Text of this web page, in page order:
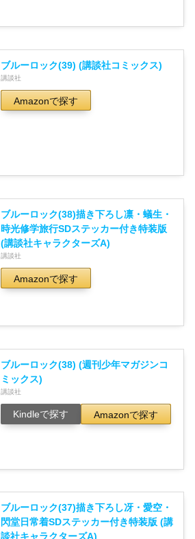
ブルーロック(39) (講談社コミックス)
講談社
Amazonで探す
ブルーロック(38)描き下ろし凛・蟻生・
時光修学旅行SDステッカー付き特装版
(講談社キャラクターズA)
講談社
Amazonで探す
ブルーロック(38) (週刊少年マガジンコ
ミックス)
講談社
Kindleで探す Amazonで探す
ブルーロック(37)描き下ろし冴・愛空・
閃堂日常着SDステッカー付き特装版 (講
談社キャラクターズA)